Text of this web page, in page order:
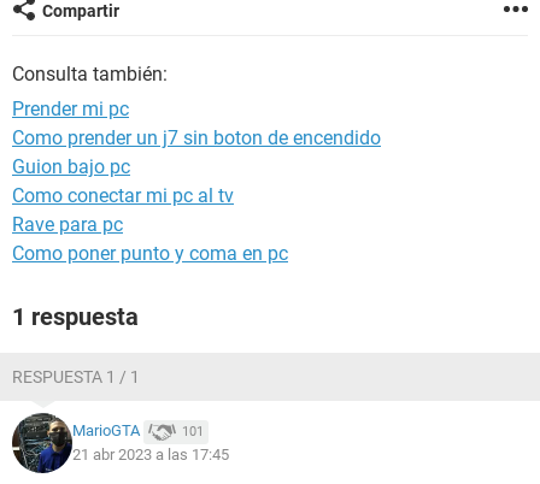
Compartir
Consulta también:
Prender mi pc
Como prender un j7 sin boton de encendido
Guion bajo pc
Como conectar mi pc al tv
Rave para pc
Como poner punto y coma en pc
1 respuesta
RESPUESTA 1 / 1
MarioGTA 101
21 abr 2023 a las 17:45